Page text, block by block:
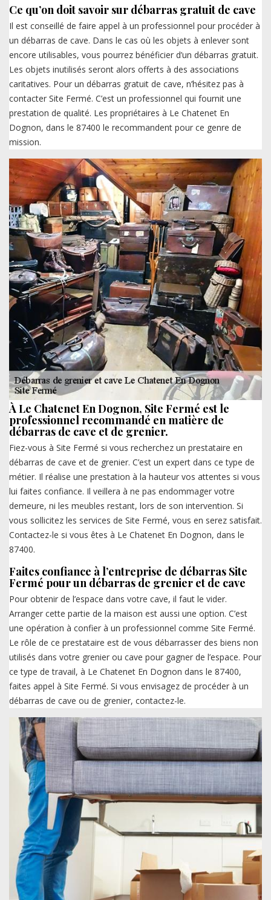
Ce qu’on doit savoir sur débarras gratuit de cave
Il est conseillé de faire appel à un professionnel pour procéder à
un débarras de cave. Dans le cas où les objets à enlever sont
encore utilisables, vous pourrez bénéficier d’un débarras gratuit.
Les objets inutilisés seront alors offerts à des associations
caritatives. Pour un débarras gratuit de cave, n’hésitez pas à
contacter Site Fermé. C’est un professionnel qui fournit une
prestation de qualité. Les propriétaires à Le Chatenet En
Dognon, dans le 87400 le recommandent pour ce genre de
mission.
À Le Chatenet En Dognon, Site Fermé est le
professionnel recommandé en matière de
débarras de cave et de grenier.
Fiez-vous à Site Fermé si vous recherchez un prestataire en
débarras de cave et de grenier. C’est un expert dans ce type de
métier. Il réalise une prestation à la hauteur vos attentes si vous
lui faites confiance. Il veillera à ne pas endommager votre
demeure, ni les meubles restant, lors de son intervention. Si
vous sollicitez les services de Site Fermé, vous en serez satisfait.
Contactez-le si vous êtes à Le Chatenet En Dognon, dans le
87400.
Faites confiance à l’entreprise de débarras Site
Fermé pour un débarras de grenier et de cave
Pour obtenir de l’espace dans votre cave, il faut le vider.
Arranger cette partie de la maison est aussi une option. C’est
une opération à confier à un professionnel comme Site Fermé.
Le rôle de ce prestataire est de vous débarrasser des biens non
utilisés dans votre grenier ou cave pour gagner de l’espace. Pour
ce type de travail, à Le Chatenet En Dognon dans le 87400,
faites appel à Site Fermé. Si vous envisagez de procéder à un
débarras de cave ou de grenier, contactez-le.